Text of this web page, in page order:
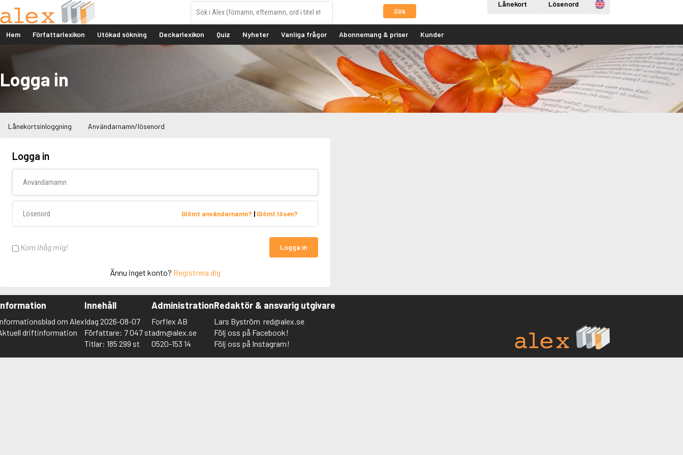
Sök
Lånekort Lösenord Engelska
Hem Författarlexikon Utökad sökning Deckarlexikon Quiz Nyheter Vanliga frågor Abonnemang & priser Kunder
Logga in
Lånekortsinloggning Användarnamn/lösenord
Logga in
Glömt användarnamn? | Glömt lösen?
Kom ihåg mig! Logga in
Ännu inget konto? Registrera dig
om Alex
driftinformation
Innehåll
Idag 2026-08-07
Författare: 7 047 st
Titlar: 185 299 st
Administration
Forflex AB
adm@alex.se
0520-153 14
Redaktör & ansvarig utgivare
Lars Byström red@alex.se
Följ oss på Facebook!
Följ oss på Instagram!